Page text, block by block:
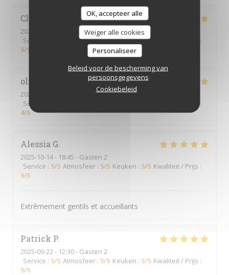
OK, accepteer alle
Weiger alle cookies
Personaliseer
Beleid voor de bescherming van
persoonsgegevens
Cookiebeleid
Claire
2026-01-27
- 12:30 - Gasten 3
Service
Atmosfeer:5/5 Keuken:5/5
:
5/5
olivier
2025-11-17
- 12:30 - Gasten 2
Service
:
4/5
Alessia G
2025-10-14- 18:45 - Gasten 2
Service : 5/5 Atmosfeer : 5/5 Keuken : 5/5 Kwaliteit / Prijs :
5/5
Extrêmement gentils et accueillants
Patrick P
2025-09-22 - 12:30 - Gasten 2
Service : 5/5 Atmosfeer : 5/5 Keuken : 5/5 Kwaliteit / Prijs :
5/5